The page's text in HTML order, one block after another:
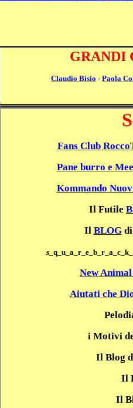
GRANDI
Claudio Bisio - Paola
S
Fans Club
Pane burro e
Kommando
Il Futile
Il BLOGdi
New
Aiutati che
i Motivi
Il Blog
Il
Il